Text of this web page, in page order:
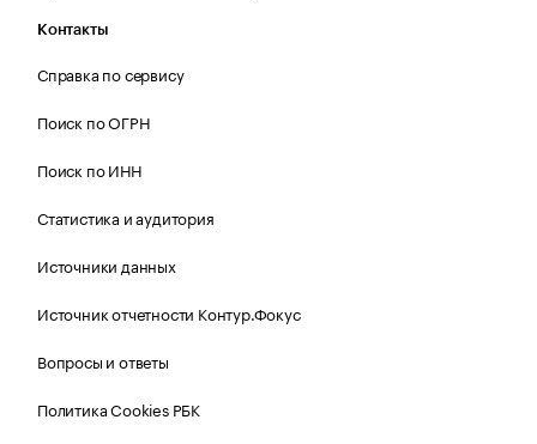
Контакты
Справка по сервису
Поиск по ОГРН
Поиск по ИНН
Статистика и аудитория
Источники данных
Источник отчетности Контур.Фокус
Вопросы и ответы
Политика Cookies РБК